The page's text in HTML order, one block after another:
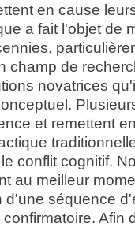
en cause
a fait l'objet de
champ de
novatrices
et remettent
conflit cognitif.
au meilleur
d'une séquence
Afin